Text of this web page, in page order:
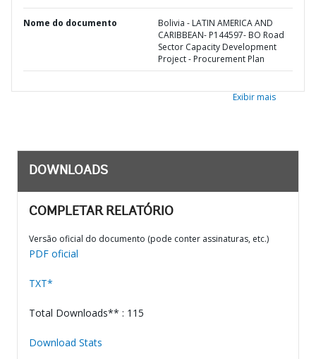
Nome do documento
Bolivia - LATIN AMERICA AND
CARIBBEAN- P144597- BO Road
Sector Capacity Development
Project - Procurement Plan
Exibir mais
DOWNLOADS
COMPLETAR RELATÓRIO
Versão oficial do documento (pode conter assinaturas, etc.)
PDF oficial
TXT*
Total Downloads** : 115
Download Stats